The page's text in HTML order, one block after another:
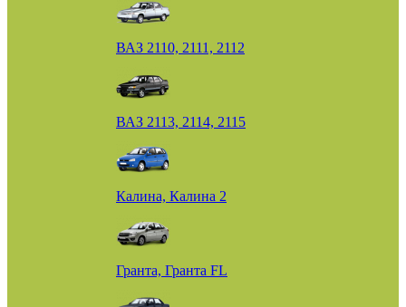
ВАЗ 2110, 2111, 2112
ВАЗ 2113, 2114, 2115
Калина, Калина 2
Гранта, Гранта FL